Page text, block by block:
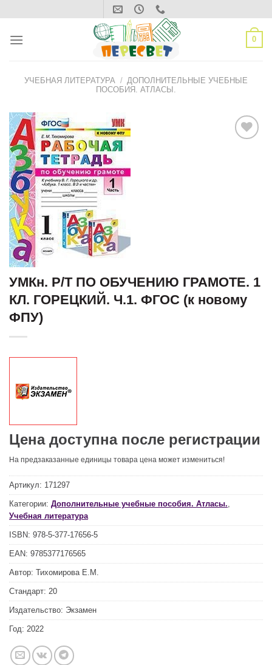
content
0
УЧЕБНАЯ ЛИТЕРАТУРА / ДОПОЛНИТЕЛЬНЫЕ УЧЕБНЫЕ
ПОСОБИЯ. АТЛАСЫ.
УМКн. Р/Т ПО ОБУЧЕНИЮ ГРАМОТЕ. 1
КЛ. ГОРЕЦКИЙ. Ч.1. ФГОС (к новому
ФПУ)
Цена доступна после регистрации
На предзаказанные единицы товара цена может измениться!
Артикул: 171297
Категории: Дополнительные учебные пособия. Атласы.
Учебная литература
ISBN: 978-5-377-17656-5
EAN: 9785377176565
Автор: Тихомирова Е.М.
Стандарт: 20
Издательство: Экзамен
Год: 2022